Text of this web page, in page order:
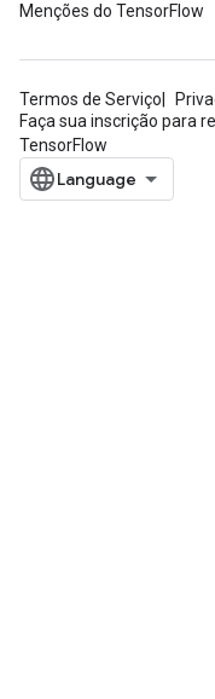
Menções do TensorFlow
Termos de Serviço
Faça sua inscrição para
TensorFlow